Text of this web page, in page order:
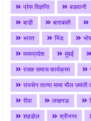
प्रेस विज्ञप्ति
बङवानी
बाडी
बाराबंकी
भारत
भिंड
मध्यप्रदेश
मुंबई
रजक समाज कार्यक्रम
रायसेन तात्या मामा भील
रीवा
लखनऊ
शहडोल
श्रीनगर